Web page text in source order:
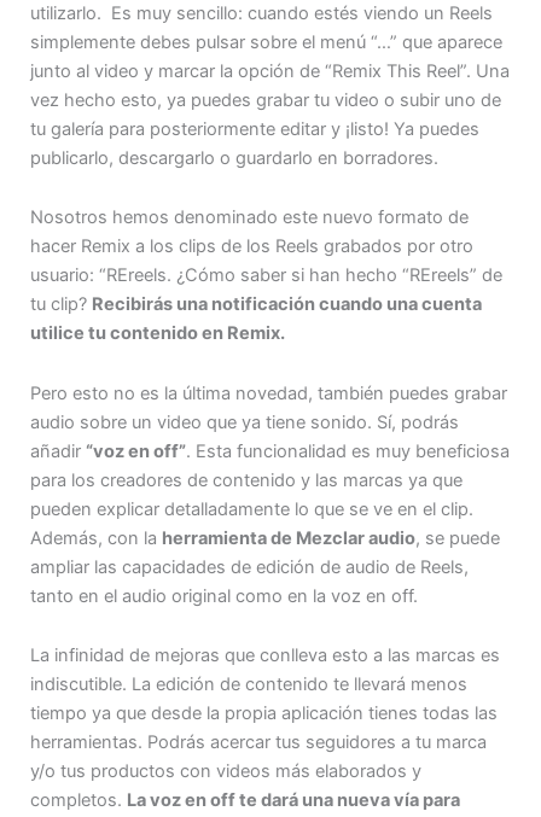
utilizarlo. Es muy sencillo: cuando estés viendo un Reels
simplemente debes pulsar sobre el menú “…” que aparece
junto al video y marcar la opción de “Remix This Reel”. Una
vez hecho esto, ya puedes grabar tu video o subir uno de
tu galería para posteriormente editar y ¡listo! Ya puedes
publicarlo, descargarlo o guardarlo en borradores.
Nosotros hemos denominado este nuevo formato de
hacer Remix a los clips de los Reels grabados por otro
usuario: “REreels. ¿Cómo saber si han hecho “REreels” de
tu clip? Recibirás una notificación cuando una cuenta
utilice tu contenido en Remix.
Pero esto no es la última novedad, también puedes grabar
audio sobre un video que ya tiene sonido. Sí, podrás
añadir “voz en off”. Esta funcionalidad es muy beneficiosa
para los creadores de contenido y las marcas ya que
pueden explicar detalladamente lo que se ve en el clip.
Además, con la herramienta de Mezclar audio, se puede
ampliar las capacidades de edición de audio de Reels,
tanto en el audio original como en la voz en off.
La infinidad de mejoras que conlleva esto a las marcas es
indiscutible. La edición de contenido te llevará menos
tiempo ya que desde la propia aplicación tienes todas las
herramientas. Podrás acercar tus seguidores a tu marca
y/o tus productos con videos más elaborados y
completos. La voz en off te dará una nueva vía para